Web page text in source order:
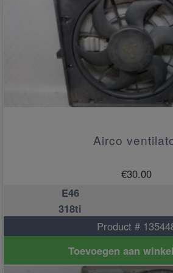
Airco
€30.00
E46
318ti
Product #
Toevoegen aan